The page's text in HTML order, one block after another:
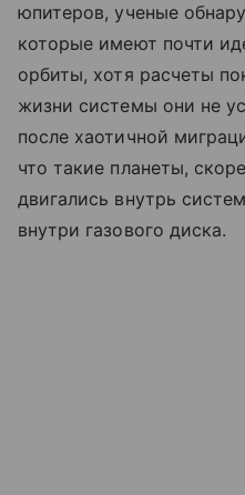
юпитеров, ученые
которые имеют почти
орбиты, хотя расчеты
жизни системы они не
после хаотичной
что такие планеты,
двигались внутрь
внутри газового диска.